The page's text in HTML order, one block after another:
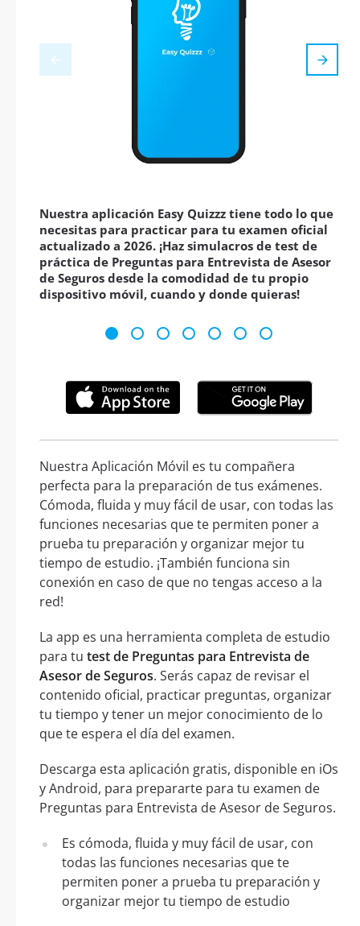
Nuestra aplicación Easy Quizzz tiene todo lo que
necesitas para practicar para tu examen oficial
actualizado a 2026. ¡Haz simulacros de test de
práctica de Preguntas para Entrevista de Asesor
de Seguros desde la comodidad de tu propio
dispositivo móvil, cuando y donde quieras!
Nuestra Aplicación Móvil es tu compañera
perfecta para la preparación de tus exámenes.
Cómoda, fluida y muy fácil de usar, con todas las
funciones necesarias que te permiten poner a
prueba tu preparación y organizar mejor tu
tiempo de estudio. ¡También funciona sin
conexión en caso de que no tengas acceso a la
red!
La app es una herramienta completa de estudio
para tu test de Preguntas para Entrevista de
Asesor de Seguros. Serás capaz de revisar el
contenido oficial, practicar preguntas, organizar
tu tiempo y tener un mejor conocimiento de lo
que te espera el día del examen.
Descarga esta aplicación gratis, disponible en iOs
y Android, para prepararte para tu examen de
Preguntas para Entrevista de Asesor de Seguros.
Es cómoda, fluida y muy fácil de usar, con
todas las funciones necesarias que te
permiten poner a prueba tu preparación y
organizar mejor tu tiempo de estudio